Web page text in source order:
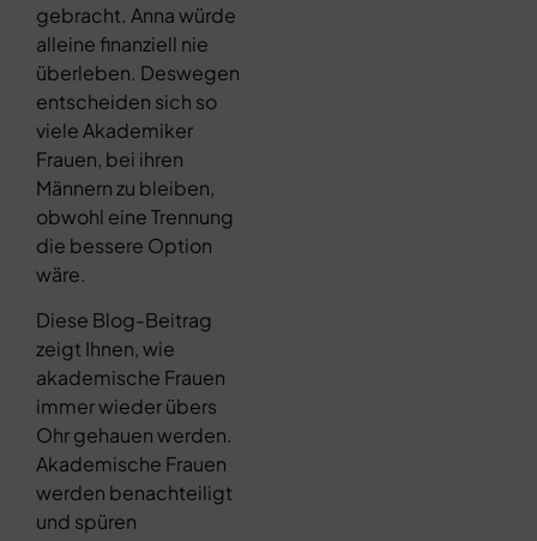
gebracht. Anna würde
alleine finanziell nie
überleben. Deswegen
entscheiden sich so
viele Akademiker
Frauen, bei ihren
Männern zu bleiben,
obwohl eine Trennung
die bessere Option
wäre.
Diese Blog-Beitrag
zeigt Ihnen, wie
akademische Frauen
immer wieder übers
Ohr gehauen werden.
Akademische Frauen
werden benachteiligt
und spüren